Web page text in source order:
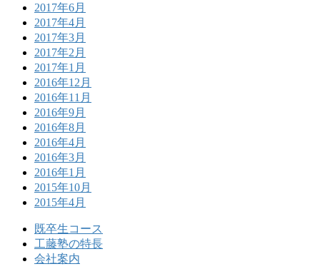
2017年6月
2017年4月
2017年3月
2017年2月
2017年1月
2016年12月
2016年11月
2016年9月
2016年8月
2016年4月
2016年3月
2016年1月
2015年10月
2015年4月
既卒生コース
工藤塾の特長
会社案内